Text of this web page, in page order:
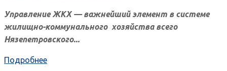
Управление ЖКХ — важнейший элемент в системе
жилищно-коммунального хозяйства всего
Нязепетровского...
Подробнее